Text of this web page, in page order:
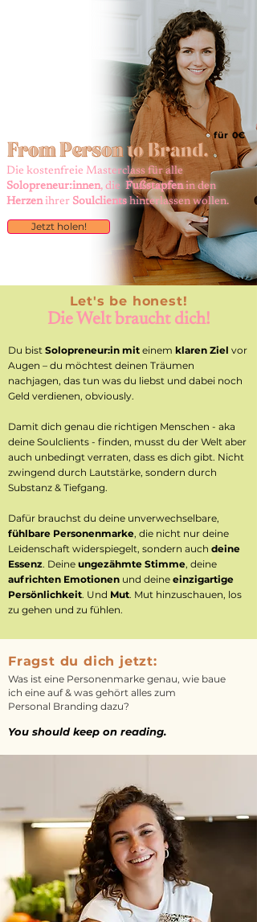
für 0€
Die kostenfreie Masterclass für alle
Solopreneur:innen, die Fußstapfenin den
Herzenihrer Soulclients hinterlassen wollen.
Jetzt holen!
Let's be honest!
Die Welt braucht dich!
Du bist Solopreneur:in mit einem klaren Ziel vor
Augen – du möchtest deinen Träumen
nachjagen, das tun was du liebst und dabei noch
Geld verdienen, obviously.
Damit dich genau die richtigen Menschen - aka
deine Soulclients - finden, musst du der Welt aber
auch unbedingt verraten, dass es dich gibt. Nicht
zwingend durch Lautstärke, sondern durch
Substanz & Tiefgang.
Dafür brauchst du deine unverwechselbare,
fühlbare Personenmarke, die nicht nur deine
Leidenschaft widerspiegelt, sondern auch deine
Essenz. Deine ungezähmte Stimme, deine
aufrichten Emotionen und deine einzigartige
Persönlichkeit. Und Mut. Mut hinzuschauen, los
zu gehen und zu fühlen.
Fragst du dich jetzt:
Was ist eine Personenmarke genau, wie baue
ich eine auf & was gehört alles zum
Personal Branding dazu?
You should keep on reading.